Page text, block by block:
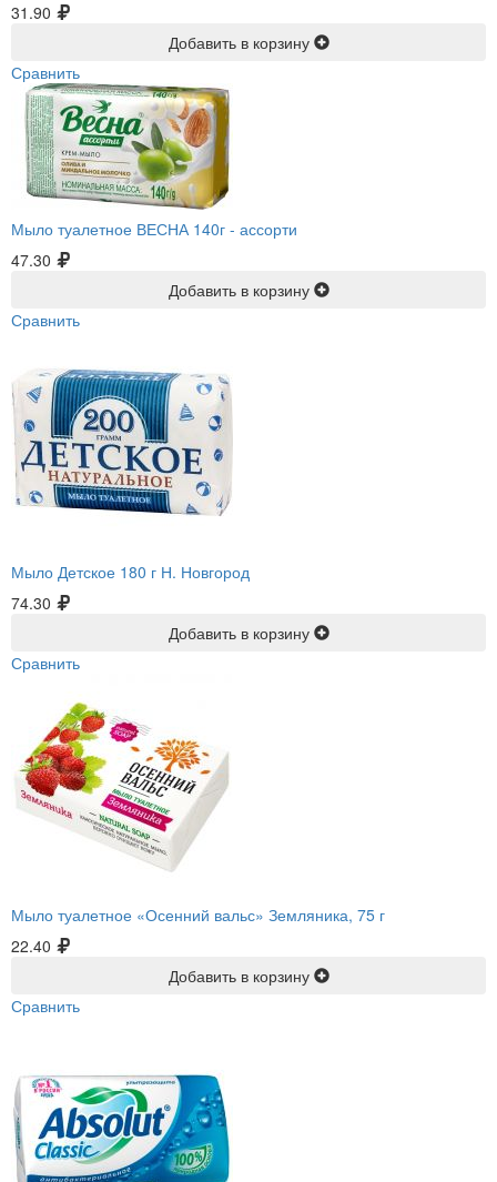
31.90
Добавить в корзину
Сравнить
Мыло туалетное ВЕСНА 140г - ассорти
47.30
Добавить в корзину
Сравнить
Мыло Детское 180 г Н. Новгород
74.30
Добавить в корзину
Сравнить
Мыло туалетное «Осенний вальс» Земляника, 75 г
22.40
Добавить в корзину
Сравнить